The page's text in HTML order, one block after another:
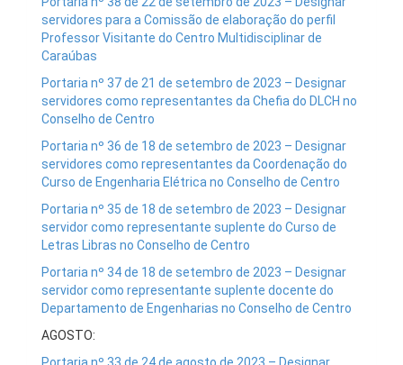
servidores para a Comissão de elaboração do perfil
Professor Visitante do Centro Multidisciplinar de
Caraúbas
Portaria nº 37 de 21 de setembro de 2023 – Designar
servidores como representantes da Chefia do DLCH no
Conselho de Centro
Portaria nº 36 de 18 de setembro de 2023 – Designar
servidores como representantes da Coordenação do
Curso de Engenharia Elétrica no Conselho de Centro
Portaria nº 35 de 18 de setembro de 2023 – Designar
servidor como representante suplente do Curso de
Letras Libras no Conselho de Centro
Portaria nº 34 de 18 de setembro de 2023 – Designar
servidor como representante suplente docente do
Departamento de Engenharias no Conselho de Centro
AGOSTO: